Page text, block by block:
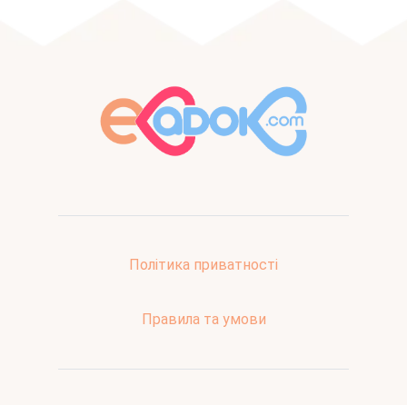
Політика приватності
Правила та умови